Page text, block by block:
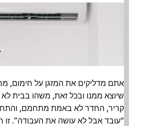
אתם מדליקים את המזגן על חימום,
שיוצא ממנו ובכל זאת, משהו בבית לא
קריר, החדר לא באמת מתחמם,
“עובד אבל לא עושה את העבודה”. זו